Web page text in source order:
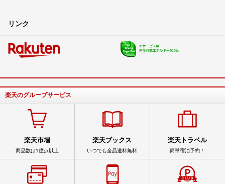
リンク
楽天のグループサービス
楽天市場
商品数は1億点以上
楽天ブックス
いつでも全品送料無料
楽天トラベル
簡単宿泊予約！